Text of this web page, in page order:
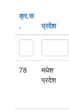
क्र‍.स‌
.
प्रदेश
78
मधेश
प्रदेश